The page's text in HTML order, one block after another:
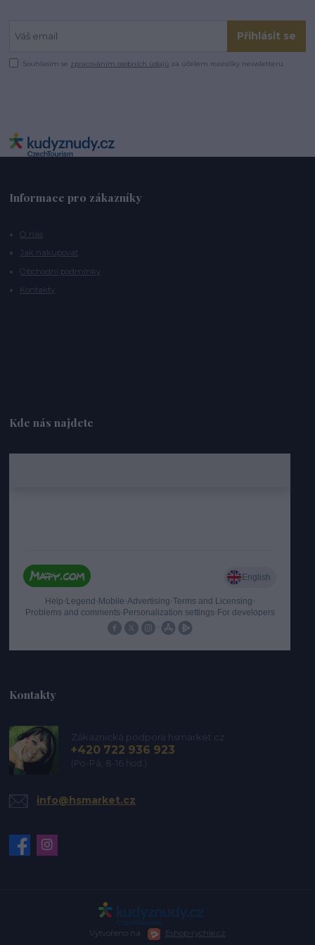
Přihlásit se
Souhlasím se zpracováním osobních údajů za účelem rozesílky newsletteru.
Informace pro zákazníky
O nás
Jak nakupovat
Obchodní podmínky
Kontakty
Kde nás najdete
Kontakty
Zákaznická podpora hsmarket.cz
+420 722 936 923
(Po-Pá, 8-16 hod.)
info@hsmarket.cz
Vytvořeno na Eshop-rychle.cz